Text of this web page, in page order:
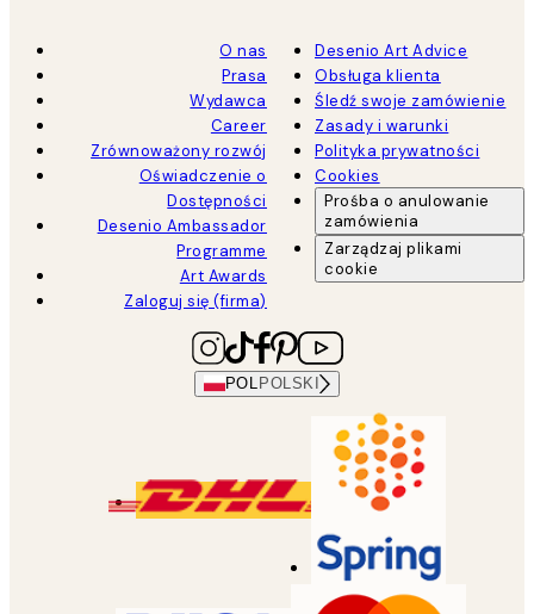
O nas
Prasa
Wydawca
Career
Zrównoważony rozwój
Oświadczenie o
Dostępności
Desenio Ambassador
Programme
Art Awards
Zaloguj się (firma)
Desenio Art Advice
Obsługa klienta
Śledź swoje zamówienie
Zasady i warunki
Polityka prywatności
Cookies
Prośba o anulowanie
zamówienia
Zarządzaj plikami
cookie
POL POLSKI